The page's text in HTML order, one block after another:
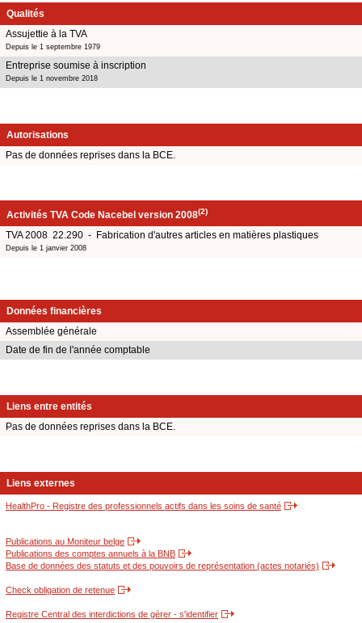
Qualités
Assujettie à la TVA
Depuis le 1 septembre 1979
Entreprise soumise à inscription
Depuis le 1 novembre 2018
Autorisations
Pas de données reprises dans la BCE.
Activités TVA Code Nacebel version 2008(2)
TVA 2008 22.290 - Fabrication d'autres articles en matières plastiques
Depuis le 1 janvier 2008
Données financières
Assemblée générale
Date de fin de l'année comptable
Liens entre entités
Pas de données reprises dans la BCE.
Liens externes
HealthPro - Registre des professionnels actifs dans les soins de santé
Publications au Moniteur belge
Publications des comptes annuels à la BNB
Base de données des statuts et des pouvoirs de représentation (actes notariés)
Check obligation de retenue
Registre Central des interdictions de gérer - s'identifier